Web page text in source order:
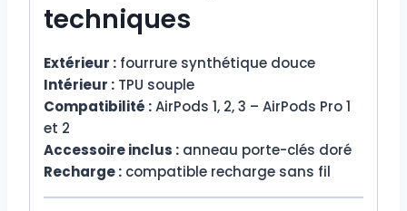
techniques
Extérieur : fourrure synthétique douce
Intérieur : TPU souple
Compatibilité :AirPods 1, 2, 3 – AirPods Pro 1
et 2
Accessoire inclus : anneau porte-clés doré
Recharge : compatible recharge sans fil